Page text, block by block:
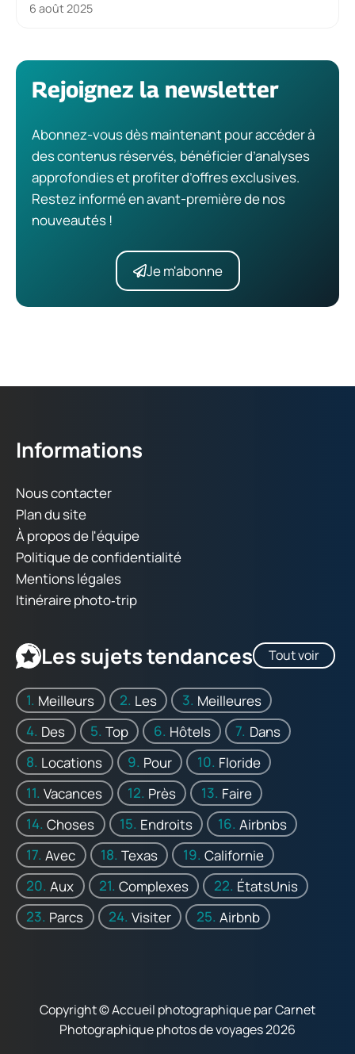
6 août 2025
Rejoignez la newsletter
Abonnez-vous dès maintenant pour accéder à
des contenus réservés, bénéficier d’analyses
approfondies et profiter d’offres exclusives.
Restez informé en avant-première de nos
nouveautés !
Je m'abonne
Informations
Nous contacter
Plan du site
À propos de l'équipe
Politique de confidentialité
Mentions légales
Itinéraire photo‑trip
Les sujets tendances Tout voir
Meilleurs Les
Meilleures
Des
Top Hôtels
Dans
Locations
Pour
Floride
Vacances
Près
Faire
Choses
Endroits
Airbnbs
Avec
Texas
Californie
Aux
Complexes
ÉtatsUnis
Parcs
Visiter Airbnb
Copyright © Accueil photographique par Carnet
Photographique photos de voyages 2026